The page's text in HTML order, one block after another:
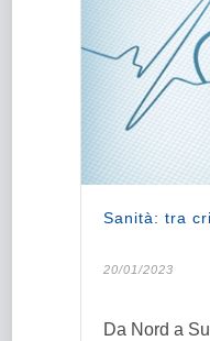
Sanità: tra
20/01/2023
Da Nord a